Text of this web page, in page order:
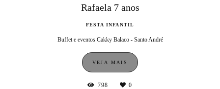
Rafaela 7 anos
FESTA INFANTIL
Buffet e eventos Cakky Balaco - Santo André
VEJA MAIS
798 0